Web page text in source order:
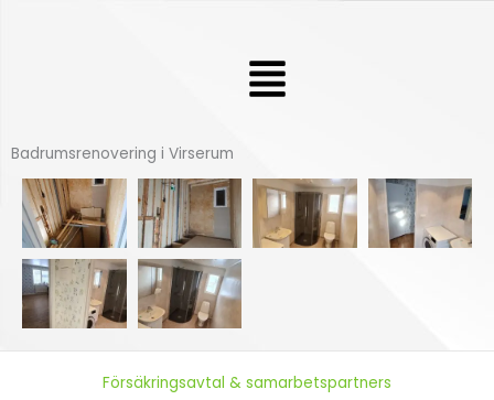
Meny
Badrumsrenovering i Virserum
Försäkringsavtal & samarbetspartners